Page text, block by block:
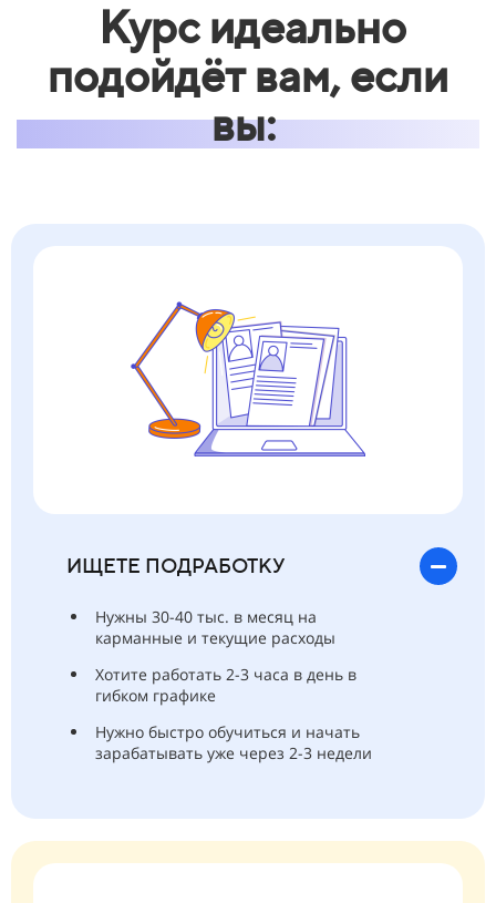
Курс идеально
подойдёт вам, если
вы:
ИЩЕТЕ ПОДРАБОТКУ
Нужны 30-40 тыс. в месяц на
карманные и текущие расходы
Хотите работать 2-3 часа в день в
гибком графике
Нужно быстро обучиться и начать
зарабатывать уже через 2-3 недели